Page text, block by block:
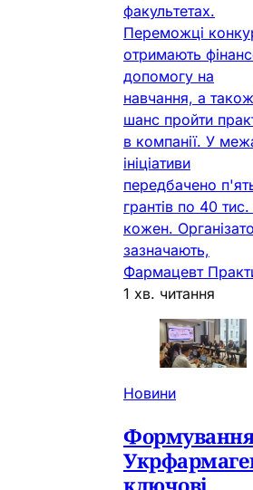
факультетах.
Переможці
отримають
допомогу на
навчання, а також
шанс пройти
в компанії. У
ініціативи
передбачено
грантів по 40
кожен.
зазначають,
Фармацевт
1 хв. читання
Новини
ключові